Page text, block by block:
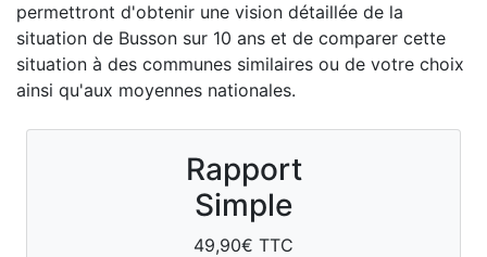
permettront d'obtenir une vision détaillée de la
situation de Busson sur 10 ans et de comparer cette
situation à des communes similaires ou de votre choix
ainsi qu'aux moyennes nationales.
Rapport
Simple
49,90€ TTC